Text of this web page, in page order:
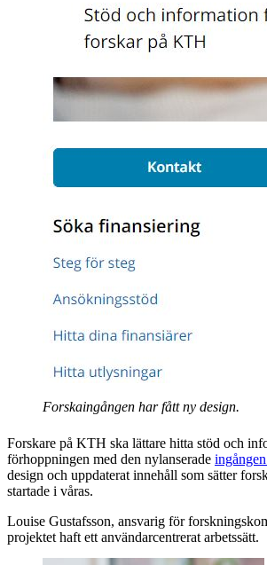
Forskaingången har fått ny design.
Forskare på KTH ska lättare hitta stöd och
förhoppningen med den nylanserade
design och uppdaterat innehåll som sätter
startade i våras.
Louise Gustafsson, ansvarig för
projektet haft ett användarcentrerat arbetssätt.